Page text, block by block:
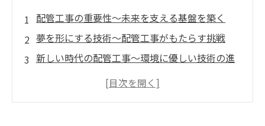
配管工事の重要性〜未来を支える基盤を築く
夢を形にする技術〜配管工事がもたらす挑戦
新しい時代の配管工事〜環境に優しい技術の進